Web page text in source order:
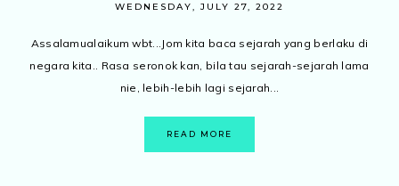
WEDNESDAY, JULY 27, 2022
Assalamualaikum wbt...Jom kita baca sejarah yang berlaku di
negara kita.. Rasa seronok kan, bila tau sejarah-sejarah lama
nie, lebih-lebih lagi sejarah...
READ MORE